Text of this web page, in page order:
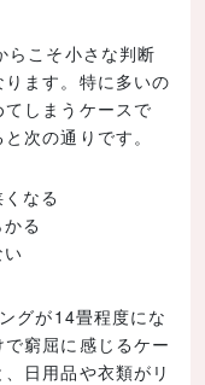
らこそ小さな判断
ます。特に多いの
しまうケースで
次の通りです。
なる
る
グが14畳程度にな
窮屈に感じるケー
日用品や衣類がリ